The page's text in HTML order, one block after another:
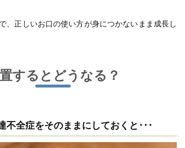
、正しいお口の使い方が身につかないまま成長し
するとどうなる？
不全症をそのままにしておくと･･･